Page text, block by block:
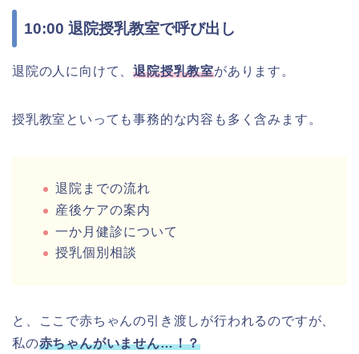
10:00 退院授乳教室で呼び出し
退院の人に向けて、退院授乳教室があります。
授乳教室といっても事務的な内容も多く含みます。
退院までの流れ
産後ケアの案内
一か月健診について
授乳個別相談
と、ここで赤ちゃんの引き渡しが行われるのですが、
私の赤ちゃんがいません…！？